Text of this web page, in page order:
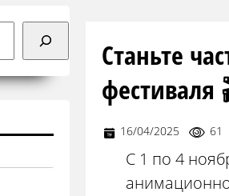
Станьте
фестиваля
16/04/2025 61
С 1 по 4